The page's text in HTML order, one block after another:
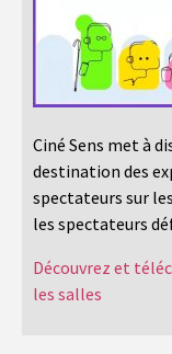
Ciné Sens met à
destination des
spectateurs sur
les spectateurs
Découvrez et
les salles